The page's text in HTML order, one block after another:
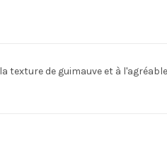
texture de guimauve et à